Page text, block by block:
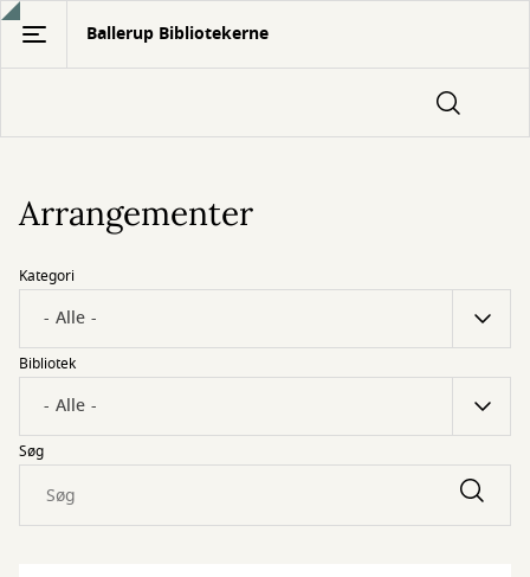
Gå
hovedindhold
Ballerup Bibliotekerne
Arrangementer
Kategori
Bibliotek
Søg